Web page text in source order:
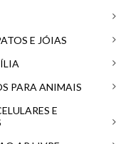
E JÓIAS
PARA ANIMAIS
E